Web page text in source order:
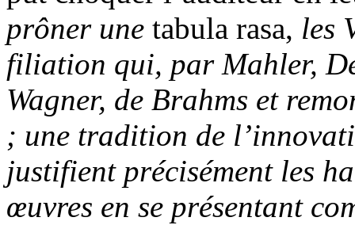
prôner une tabula rasa, les
filiation qui, par Mahler,
Wagner, de Brahms et
; une tradition de
justifient précisément les
œuvres en se présentant